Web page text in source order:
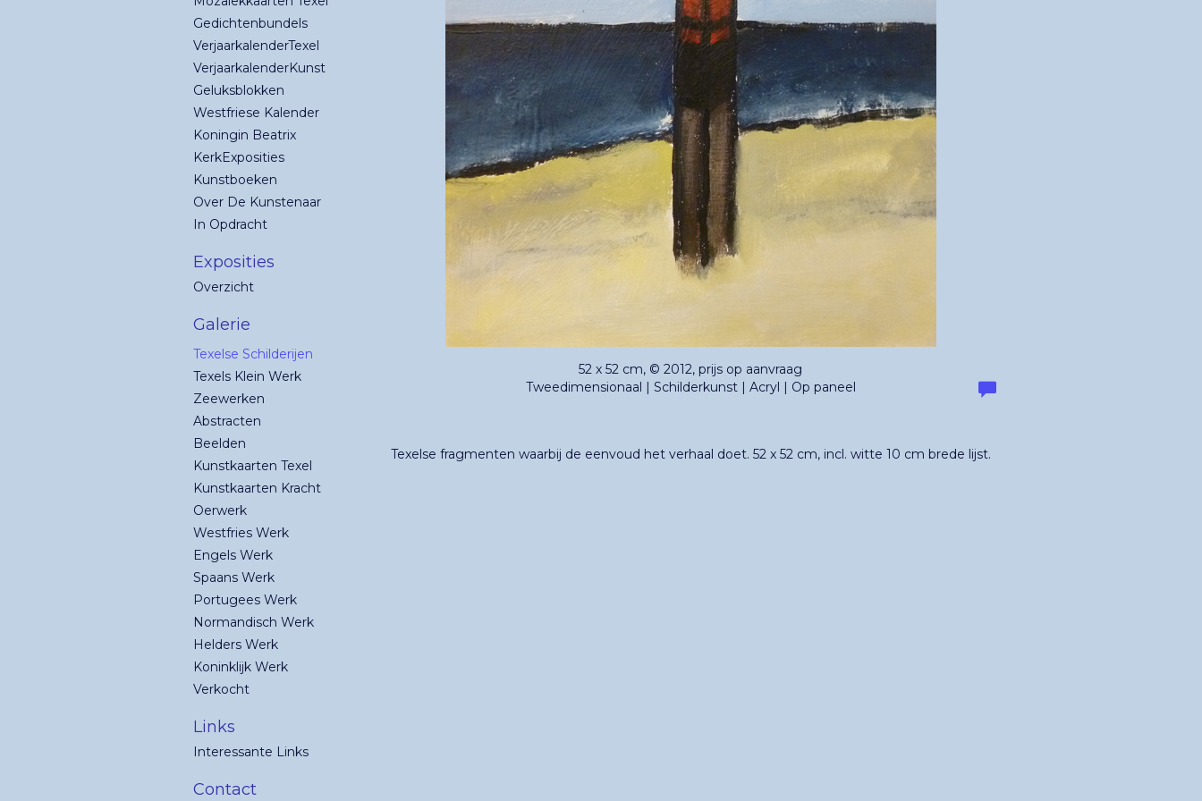
52 x 52 cm, © 2012, prijs op aanvraag
Tweedimensionaal | Schilderkunst | Acryl | Op paneel
Texelse fragmenten waarbij de eenvoud het verhaal doet. 52 x 52 cm, incl. witte 10 cm brede lijst.
Gedichtenbundels
VerjaarkalenderTexel
VerjaarkalenderKunst
Geluksblokken
Westfriese Kalender
Koningin Beatrix
KerkExposities
Kunstboeken
Over De Kunstenaar
In Opdracht
Exposities
Overzicht
Galerie
Texelse Schilderijen
Texels Klein Werk
Zeewerken
Abstracten
Beelden
Kunstkaarten Texel
Kunstkaarten Kracht
Oerwerk
Westfries Werk
Engels Werk
Spaans Werk
Portugees Werk
Normandisch Werk
Helders Werk
Koninklijk Werk
Verkocht
Links
Interessante Links
Contact